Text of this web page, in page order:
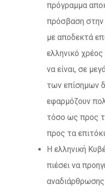
πρόγραμμα
πρόσβαση στην
με αποδεκτά
ελληνικό χρέος
να είναι, σε
των επίσημων
εφαρμόζουν
τόσο ως προς
προς τα
Η ελληνική
πιέσει να